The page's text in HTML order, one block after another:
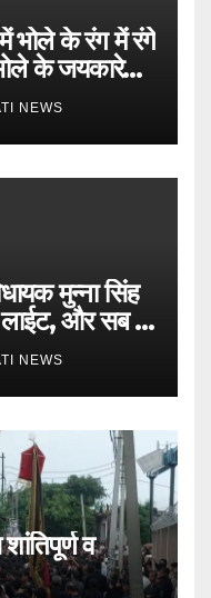
भोले के रंग में रंगे
के जयकारे…
NEWS
मुन्ना सिंह
लाईट, और सब में
NEWS
व